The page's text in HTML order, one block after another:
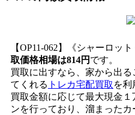
【OP11-062】《シャーロッ
取価格相場は814円 です。
買取に出すなら、家から出
てくれる トレカ宅配買取 を利
買取金額に応じて最大現金
ンを行っており、溜まったカ